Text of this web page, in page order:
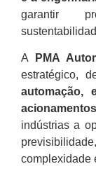
garantir
A PMA
estratégico,
automação,
indústrias a
complexidade